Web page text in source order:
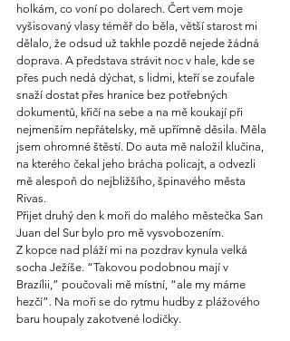
holkám, co voní po dolarech. Čert vem moje
vyšisovaný vlasy téměř do běla, větší starost mi
dělalo, že odsud už takhle pozdě nejede žádná
doprava. A představa strávit noc v hale, kde se
přes puch nedá dýchat, s lidmi, kteří se zoufale
snaží dostat přes hranice bez potřebných
dokumentů, křičí na sebe a na mě koukají při
nejmenším nepřátelsky, mě upřímně děsila. Měla
jsem ohromné štěstí. Do auta mě naložil klučina,
na kterého čekal jeho brácha policajt, a odvezli
mě alespoň do nejbližšího, špinavého města
Rivas.
Přijet druhý den k moři do malého městečka San
Juan del Sur bylo pro mě vysvobozením.
Z kopce nad pláží mi na pozdrav kynula velká
socha Ježíše. “Takovou podobnou mají v
Brazílii,” poučovali mě místní, “ale my máme
hezčí”. Na moři se do rytmu hudby z plážového
baru houpaly zakotvené lodičky.